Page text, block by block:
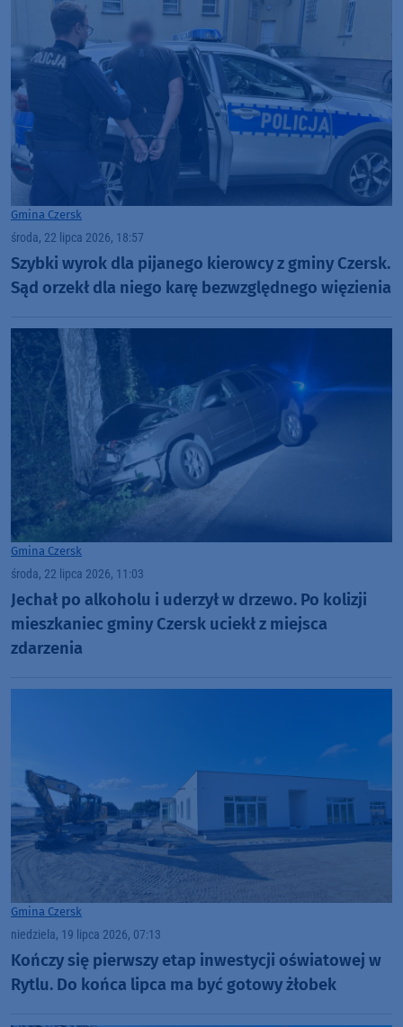
Gmina Czersk
środa, 22 lipca 2026, 18:57
Szybki wyrok dla pijanego kierowcy z gminy Czersk.
Sąd orzekł dla niego karę bezwzględnego więzienia
Gmina Czersk
środa, 22 lipca 2026, 11:03
Jechał po alkoholu i uderzył w drzewo. Po kolizji
mieszkaniec gminy Czersk uciekł z miejsca
zdarzenia
Gmina Czersk
niedziela, 19 lipca 2026, 07:13
Kończy się pierwszy etap inwestycji oświatowej w
Rytlu. Do końca lipca ma być gotowy żłobek